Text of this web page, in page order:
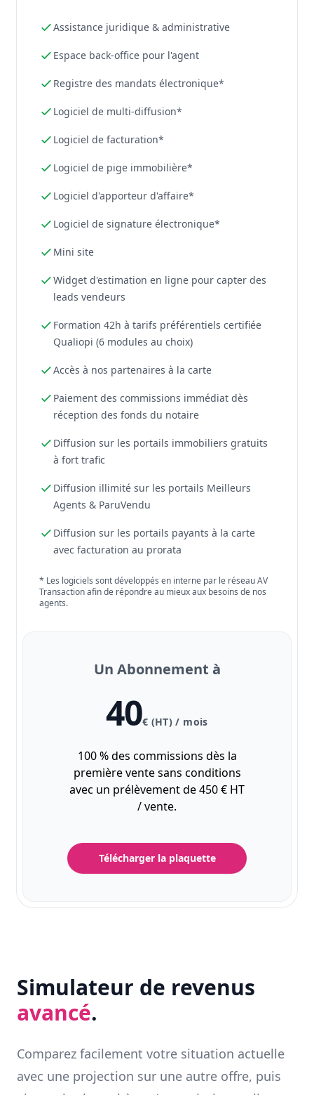
Assistance juridique & administrative
Espace back-office pour l'agent
Registre des mandats électronique*
Logiciel de multi-diffusion*
Logiciel de facturation*
Logiciel de pige immobilière*
Logiciel d'apporteur d'affaire*
Logiciel de signature électronique*
Mini site
Widget d'estimation en ligne pour capter des
leads vendeurs
Formation 42h à tarifs préférentiels certifiée
Qualiopi (6 modules au choix)
Accès à nos partenaires à la carte
Paiement des commissions immédiat dès
réception des fonds du notaire
Diffusion sur les portails immobiliers gratuits
à fort trafic
Diffusion illimité sur les portails Meilleurs
Agents & ParuVendu
Diffusion sur les portails payants à la carte
avec facturation au prorata
* Les logiciels sont développés en interne par le réseau AV
Transaction afin de répondre au mieux aux besoins de nos
agents.
Un Abonnement à
40€ (HT) / mois
100 % des commissions dès la
première vente sans conditions
avec un prélèvement de 450 € HT
/ vente.
Télécharger la plaquette
Simulateur de revenus
avancé.
Comparez facilement votre situation actuelle
avec une projection sur une autre offre, puis